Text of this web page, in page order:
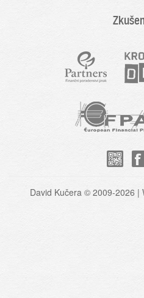
David Kučera © 2009-2026 |